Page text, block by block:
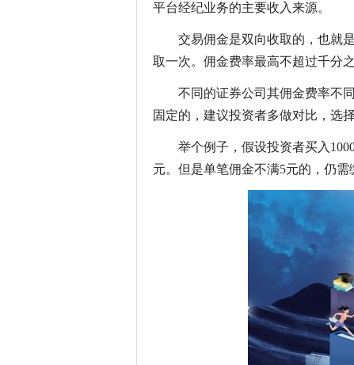
平台经纪业务的主要收入来源。
交易佣金是双向收取的，也就
取一次。佣金费率最高不超过千分
不同的证券公司其佣金费率不
固定的，建议投资者多做对比，选
举个例子，假设投资者买入
元。但是单笔佣金不满5元的，仍需